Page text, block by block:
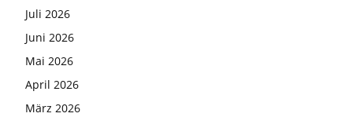
Juli 2026
Juni 2026
Mai 2026
April 2026
März 2026